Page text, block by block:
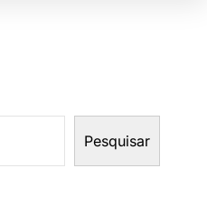
Pesquisar